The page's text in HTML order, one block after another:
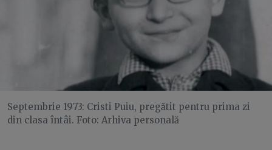
Septembrie 1973: Cristi Puiu, pregătit pentru prima zi
din clasa întâi. Foto: Arhiva personală